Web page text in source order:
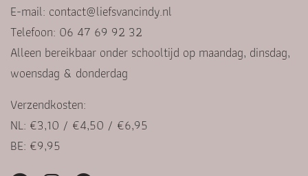
E-mail: contact@liefsvancindy.nl
Telefoon: 06 47 69 92 32
Alleen bereikbaar onder schooltijd op maandag, dinsdag,
woensdag & donderdag
Verzendkosten:
NL: €3,10 / €4,50 / €6,95
BE: €9,95